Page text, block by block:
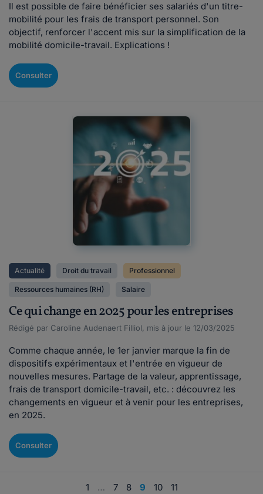
Il est possible de faire bénéficier ses salariés d'un titre-
mobilité pour les frais de transport personnel. Son
objectif, renforcer l'accent mis sur la simplification de la
mobilité domicile-travail. Explications !
Consulter
Actualité Droit du travail Professionnel
Ressources humaines (RH) Salaire
Ce qui change en 2025 pour les entreprises
Rédigé par Caroline Audenaert Filliol, mis à jour le 12/03/2025
Comme chaque année, le 1er janvier marque la fin de
dispositifs expérimentaux et l'entrée en vigueur de
nouvelles mesures. Partage de la valeur, apprentissage,
frais de transport domicile-travail, etc. : découvrez les
changements en vigueur et à venir pour les entreprises,
en 2025.
Consulter
1 … 7 8 9 10 11